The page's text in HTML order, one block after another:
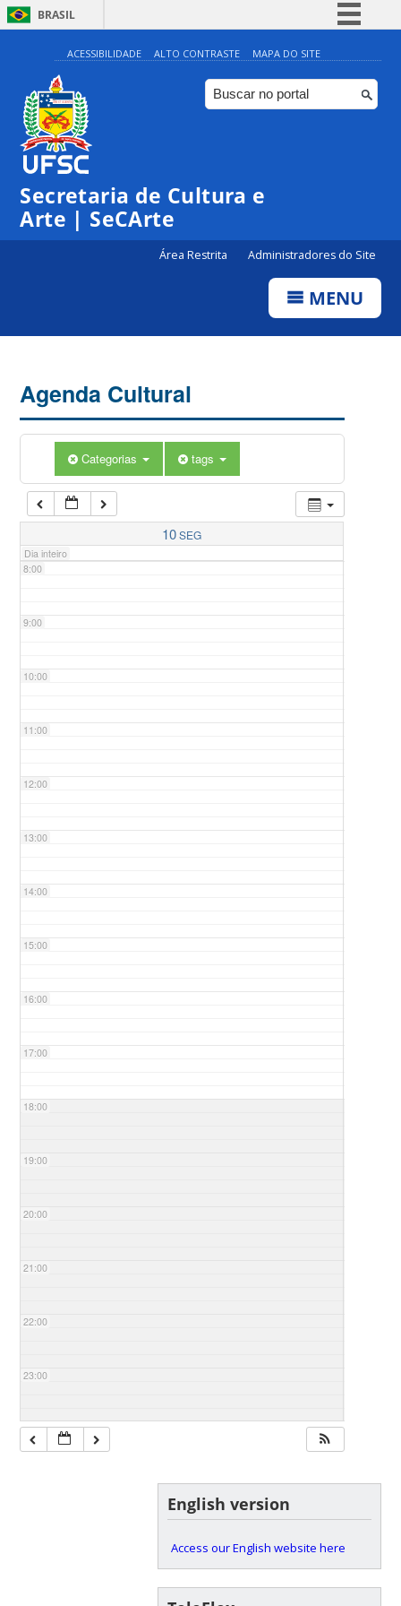
BRASIL
Simplifique!
Comunica BR
Participe
ACESSIBILIDADE ALTO CONTRASTE MAPA DO SITE
Secretaria de Cultura e
Arte | SeCArte
Área Restrita Administradores do Site
MENU
Agenda Cultural
Categorias tags
10SEG
Dia inteiro
0:00
1:00
5:00
7:00
8:00
9:00
10:00
11:00
12:00
13:00
14:00
15:00
16:00
17:00
18:00
19:00
20:00
21:00
22:00
23:00
English version
Access our English website here